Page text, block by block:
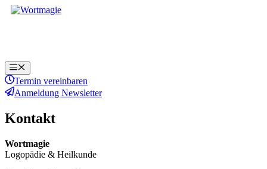
Zum
Zum
Menü
Termin vereinbaren
Anmeldung Newsletter
Kontakt
Wortmagie
Logopädie & Heilkunde